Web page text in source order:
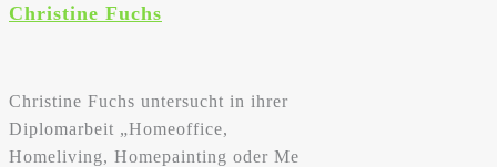
Christine Fuchs
Christine Fuchs untersucht in ihrer
Diplomarbeit „Homeoffice,
Homeliving, Homepainting oder Me